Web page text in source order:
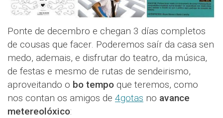
Ponte de decembro e chegan 3 días completos
de cousas que facer. Poderemos saír da casa sen
medo, ademais, e disfrutar do teatro, da música,
de festas e mesmo de rutas de sendeirismo,
aproveitando o bo tempo que teremos, como
nos contan os amigos de 4gotas no avance
metereolóxico: